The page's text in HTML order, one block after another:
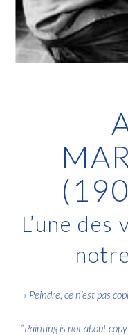
L’une
« Peindre, ce n’est pas
“Painting is not about